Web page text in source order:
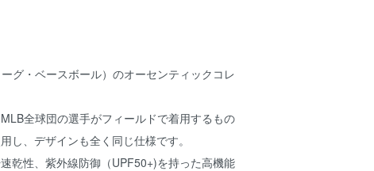
グ・ベースボール）のオーセンティックコレ
全球団の選手がフィールドで着用するもの
し、デザインも全く同じ仕様です。
乾性、紫外線防御（UPF50+)を持った高機能